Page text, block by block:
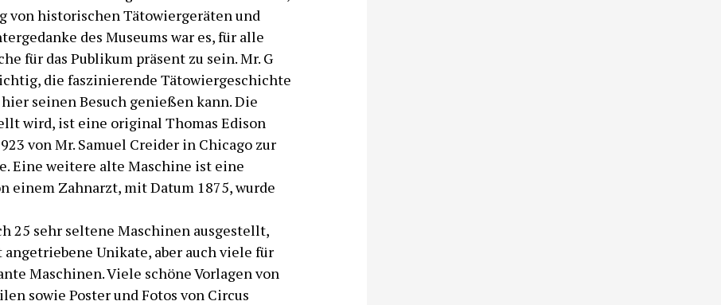
von historischen Tätowiergeräten und
des Museums war es, für alle
für das Publikum präsent zu sein. Mr. G
die faszinierende Tätowiergeschichte
seinen Besuch genießen kann. Die
wird, ist eine original Thomas Edison
von Mr. Samuel Creider in Chicago zur
Eine weitere alte Maschine ist eine
einem Zahnarzt, mit Datum 1875, wurde
25 sehr seltene Maschinen ausgestellt,
Unikate, aber auch viele für
Maschinen. Viele schöne Vorlagen von
sowie Poster und Fotos von Circus